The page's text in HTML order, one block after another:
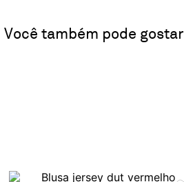
Você também pode gostar